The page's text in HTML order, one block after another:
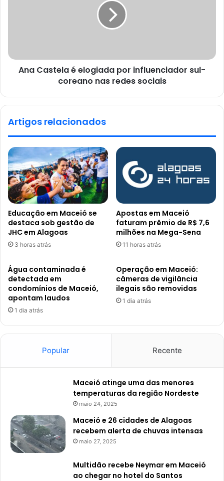
Ana Castela é elogiada por influenciador sul-
coreano nas redes sociais
Artigos relacionados
Educação em Maceió se
destaca sob gestão de
JHC em Alagoas
3 horas atrás
Apostas em Maceió
faturam prêmio de R$ 7,6
milhões na Mega-Sena
11 horas atrás
Água contaminada é
detectada em
condomínios de Maceió,
apontam laudos
1 dia atrás
Operação em Maceió:
câmeras de vigilância
ilegais são removidas
1 dia atrás
Popular Recente
Maceió atinge uma das menores
temperaturas da região Nordeste
maio 24, 2025
Maceió e 26 cidades de Alagoas
recebem alerta de chuvas intensas
maio 27, 2025
Multidão recebe Neymar em Maceió
ao chegar no hotel do Santos